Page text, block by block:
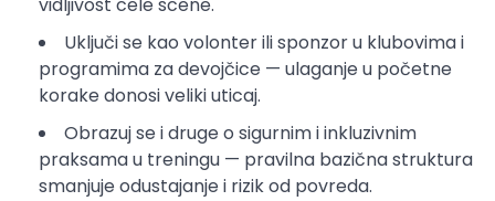
vidljivost cele scene.
Uključi se kao volonter ili sponzor u klubovima i
programima za devojčice — ulaganje u početne
korake donosi veliki uticaj.
Obrazuj se i druge o sigurnim i inkluzivnim
praksama u treningu — pravilna bazična struktura
smanjuje odustajanje i rizik od povreda.